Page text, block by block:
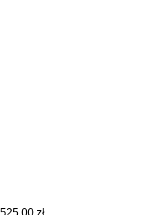
525.00 zł